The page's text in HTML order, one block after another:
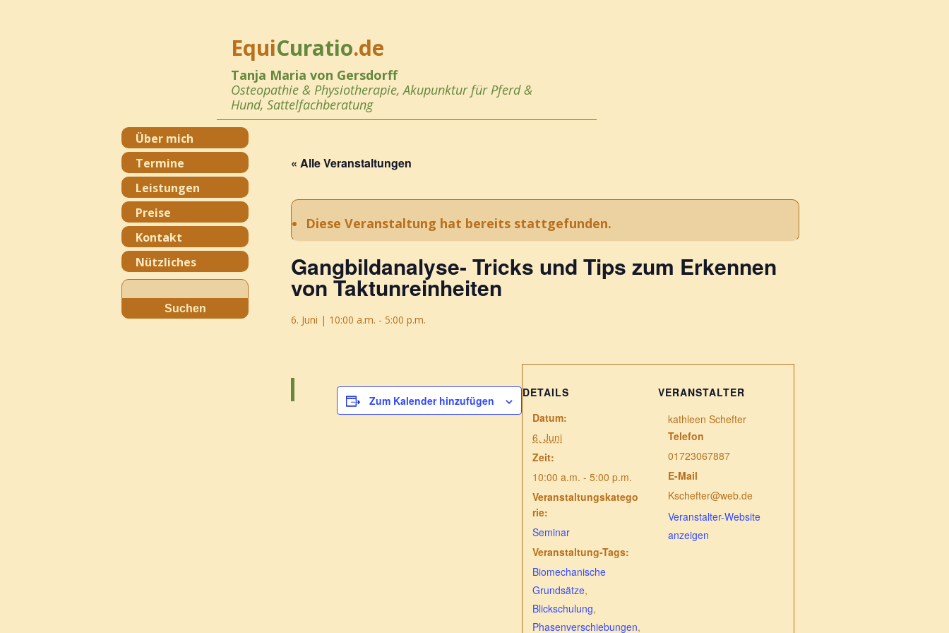
EquiCuratio.de
Tanja Maria von Gersdorff
Osteopathie & Physiotherapie, Akupunkturfür Pferd &
Hund, Sattelfachberatung
« Alle Veranstaltungen
Diese Veranstaltung hat bereits stattgefunden.
Gangbildanalyse- Tricks und Tips zum Erkennen
von Taktunreinheiten
6. Juni | 10:00 a.m. - 5:00 p.m.
Zum Kalender hinzufügen
DETAILS
Datum:
6. Juni
Zeit:
10:00 a.m. - 5:00 p.m.
Veranstaltungskatego
rie:
Seminar
Veranstaltung-Tags:
Biomechanische
Grundsätze,
Blickschulung,
Phasenverschiebungen,
VERANSTALTER
kathleen Schefter
Telefon
01723067887
E-Mail
Kschefter@web.de
Veranstalter-Website
anzeigen
Über mich
Termine
Leistungen
Preise
Kontakt
Nützliches
Suchen
nach: